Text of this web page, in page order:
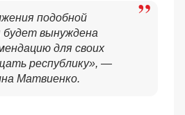
подобной
будет вынуждена
для своих
республику», —
Матвиенко.